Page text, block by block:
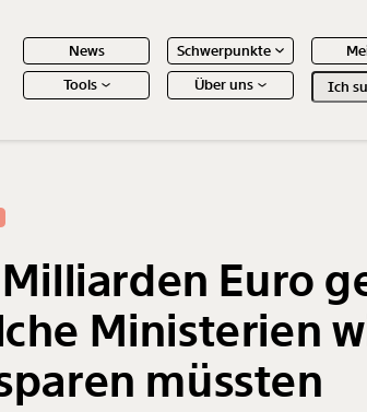
News Schwerpunkte
Tools
Über uns
Euro
Ministerien
müssten